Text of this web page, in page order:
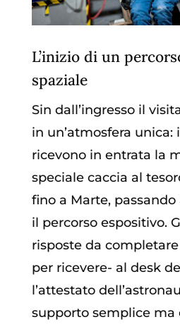
L’inizio di un
spaziale
Sin dall’ingresso il
in un’atmosfera unica:
ricevono in entrata la
speciale caccia al
fino a Marte,
il percorso espositivo.
risposte da
per ricevere- al desk
l’attestato
supporto semplice ma